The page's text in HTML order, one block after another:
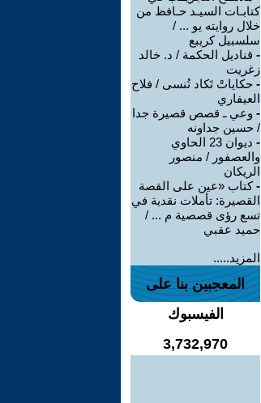
كتابـات السيـد حـافظ من
خلال روايته يو ... /
سلسبيل كريبع
- قناديل الحكمة / د. خالد
زغريت
- حكاياتْ تَكاد تُنسى / فلاح
العيفاري
- وعي ـ قصص قصيرة جدا
/ حسين جداونه
-
ديوان 23 الحاوي
والعصفور / منصور
الريكان
-كتاب «عين على القصة
القصيرة: تأملات نقدية في
تسع رؤى قصصية م ... /
حميد عقبي
المزيد.....
المعجبين بنا على
الفيسبوك
3,732,970